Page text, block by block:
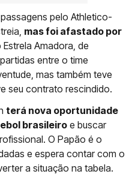
pelo Athletico-
mas foi afastado por
Estrela Amadora, de
entre o time
mas também teve
seu contrato rescindido.
terá nova oportunidade
brasileiro e buscar
O Papão é o
e espera contar com o
a situação na tabela.